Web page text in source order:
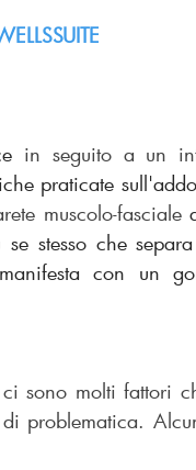
in seguito a un
praticate
muscolo-fasciale
stesso che
con un
sono molti fattori
problematica.